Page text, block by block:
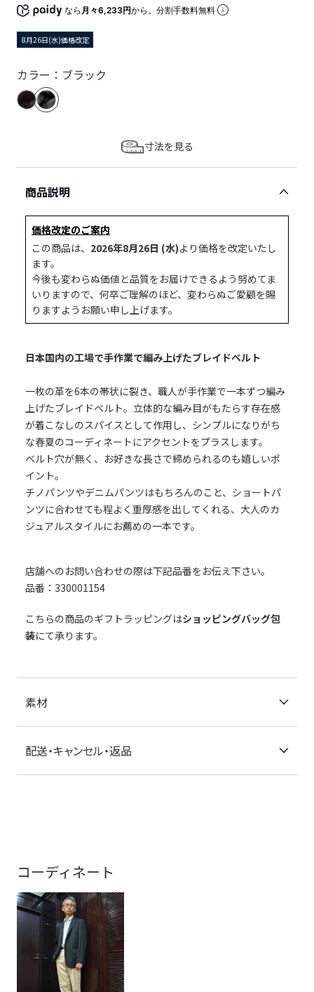
なら 月々6,233円から。分割手数料無料
8月26日(水)価格改定
カラー：ブラック
寸法を見る
商品説明
価格改定のご案内
この商品は、 2026年8月26日 (水)より価格を改定いたし
ます。
今後も変わらぬ価値と品質をお届けできるよう努めてま
いりますので、何卒ご理解のほど、変わらぬご愛顧を賜
りますようお願い申し上げます。
日本国内の工場で手作業で編み上げたブレイドベルト
一枚の革を6本の帯状に裂き、職人が手作業で一本ずつ編み
上げたブレイドベルト。立体的な編み目がもたらす存在感
が着こなしのスパイスとして作用し、シンプルになりがち
な春夏のコーディネートにアクセントをプラスします。
ベルト穴が無く、お好きな長さで締められるのも嬉しいポ
イント。
チノパンツやデニムパンツはもちろんのこと、ショートパ
ンツに合わせても程よく重厚感を出してくれる、大人のカ
ジュアルスタイルにお薦めの一本です。
店舗へのお問い合わせの際は下記品番をお伝え下さい。
品番：330001154
こちらの商品のギフトラッピングはショッピングバッグ包
装にて承ります。
素材
配送・キャンセル・返品
コーディネート